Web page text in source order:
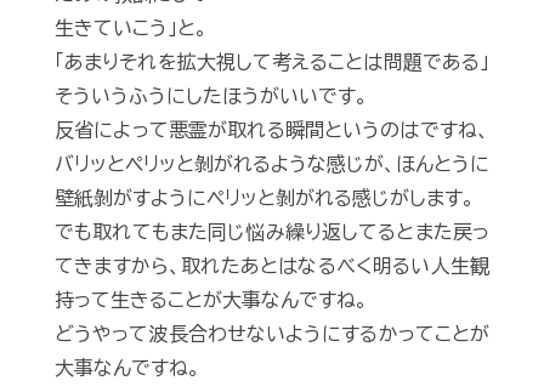
生きていこう」と。
「あまりそれを拡大視して考えることは問題である」
そういうふうにしたほうがいいです。
反省によって悪霊が取れる瞬間というのはですね、
バリッとペリッと剝がれるような感じが、ほんとうに
壁紙剝がすようにペリッと剝がれる感じがします。
でも取れてもまた同じ悩み繰り返してるとまた戻っ
てきますから、取れたあとはなるべく明るい人生観
持って生きることが大事なんですね。
どうやって波長合わせないようにするかってことが
大事なんですね。